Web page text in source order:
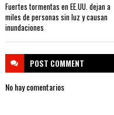
Fuertes tormentas en EE.UU. dejan a
miles de personas sin luz y causan
inundaciones
POST COMMENT
No hay comentarios